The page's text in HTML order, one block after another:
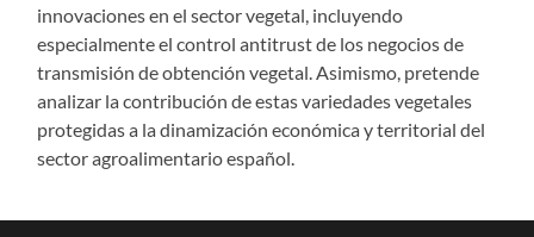
innovaciones en el sector vegetal, incluyendo
especialmente el control antitrust de los negocios de
transmisión de obtención vegetal. Asimismo, pretende
analizar la contribución de estas variedades vegetales
protegidas a la dinamización económica y territorial del
sector agroalimentario español.